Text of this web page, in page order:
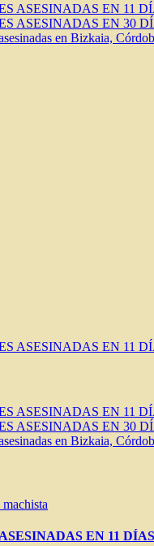
ASESINADAS EN 11
ASESINADAS EN 30
en Bizkaia,
ASESINADAS EN 11
ASESINADAS EN 11
ASESINADAS EN 30
en Bizkaia,
EN 11 DÍAS